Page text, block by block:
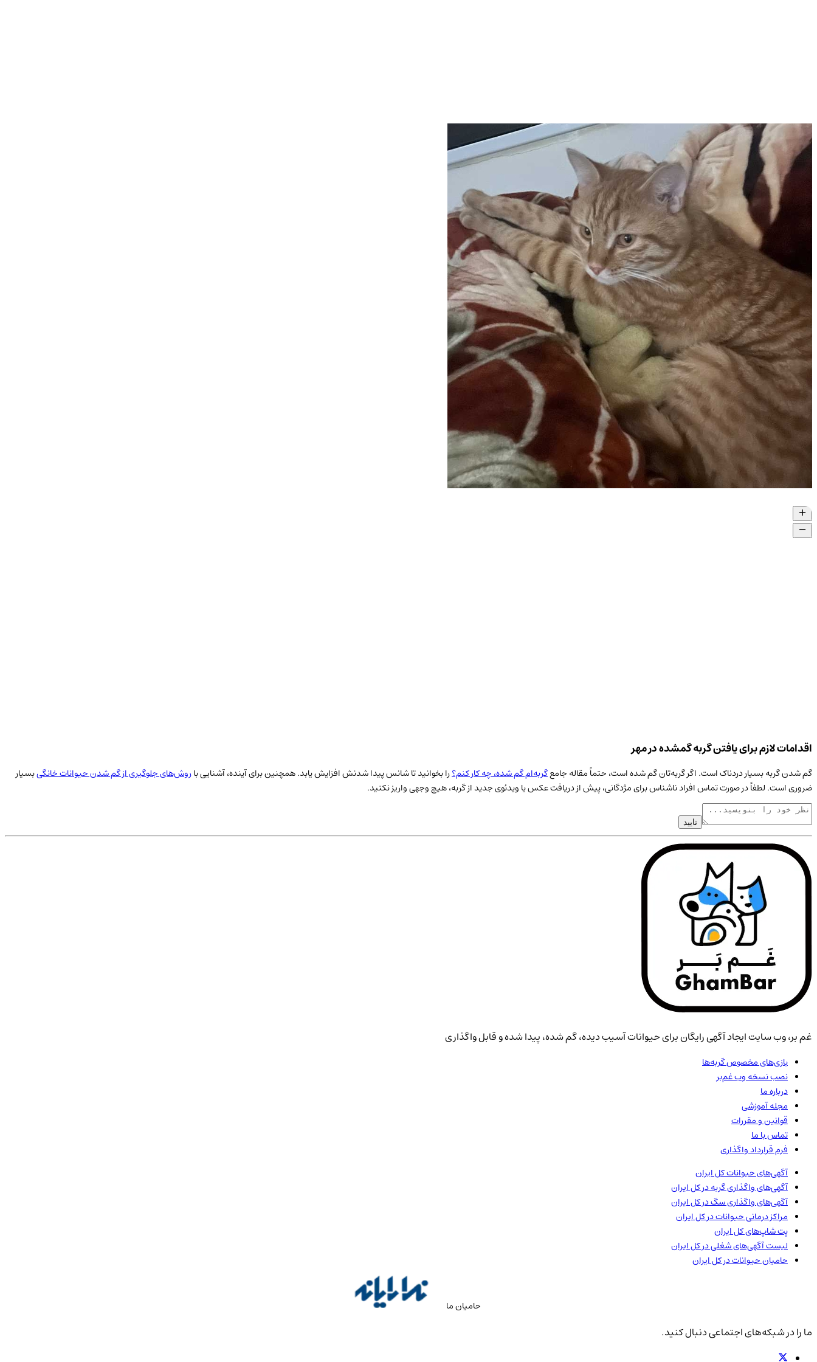
اقدامات لازم برای یافتن گربه گمشده در مهر
گم شدن گربه بسیار دردناک است. اگر گربه‌تان گم شده است، حتماً مقاله جامعگربه‌ام گم شده، چه کار کنم؟را بخوانید تا شانس پیدا شدنش افزایش یابد. همچنین برای آینده، آشنایی باروش‌های جلوگیری از گم شدن حیوانات خانگیبسیار
ضروری است. لطفاً در صورت تماس افراد ناشناس برای مژدگانی، پیش از دریافت عکس یا ویدئوی جدید از گربه، هیچ وجهی واریز نکنید.
تایید
غم بر، وب سایت ایجاد آگهی رایگان برای حیوانات آسیب دیده، گم شده، پیدا شده و قابل واگذاری
بازی‌های مخصوص گربه‌ها
نصب نسخه وب غم‌بر
درباره ما
مجله آموزشی
قوانین و مقررات
تماس با ما
فرم قرارداد واگذاری
آگهی‌های حیواناتکل ایران
آگهی‌های واگذاری گربه درکل ایران
آگهی‌های واگذاری سگ درکل ایران
مراکز درمانی حیوانات درکل ایران
پت شاپ‌هایکل ایران
لیست آگهی‌های شغلی درکل ایران
حامیان حیوانات درکل ایران
حامیان ما
ما را در شبکه‌های اجتماعی دنبال کنید.